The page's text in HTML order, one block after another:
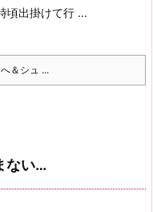
頃出掛けて行 ...
＆シュ ...
ない…